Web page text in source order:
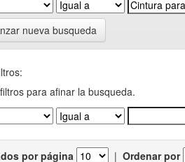
nueva busqueda
para afinar la busqueda.
por página | Ordenar por